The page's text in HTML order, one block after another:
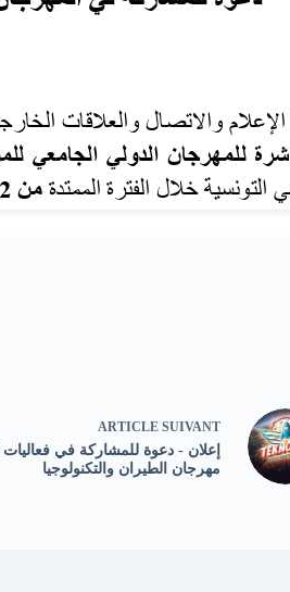
ARTICLE SUIVANT
مهرجان الطيران والتكنولوجيا